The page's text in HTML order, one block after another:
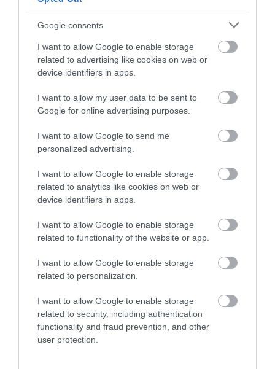
Google consents
I want to allow Google to enable storage
related to advertising like cookies on web or
device identifiers in apps.
I want to allow my user data to be sent to
Google for online advertising purposes.
I want to allow Google to send me
personalized advertising.
I want to allow Google to enable storage
related to analytics like cookies on web or
device identifiers in apps.
I want to allow Google to enable storage
related to functionality of the website or app.
I want to allow Google to enable storage
related to personalization.
I want to allow Google to enable storage
related to security, including authentication
functionality and fraud prevention, and other
user protection.
pozrieme konkrétne na krásu. V tomto
Chicago v Spojených štátoch.
Chicago, známe aj ako „mesto vetrov“, si podľa
približne 83% respondentov zaslúži označenie
„krásne“ vďaka svojim zeleným parkom a záhradám,
blízkosti jazera Michigan a meandrujúcej rieke
Kapské mesto
zaostalo za zlatým
medailistom o jediný percentuálny bod, zatiaľ čo
hlavné mesto AustrálieSydney
ZOZNAM TOP 10 VYZERÁ TAKTO (V
PERCENTO RESPONDENTOV, KTORÍ SI
MYSLIA, ŽE MESTO JE KRÁSNE)